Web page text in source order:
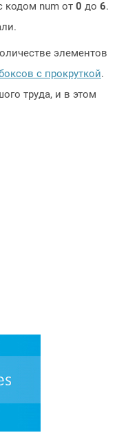
кодом num от 0 до 6.
элементов
с прокруткой.
труда, и в этом